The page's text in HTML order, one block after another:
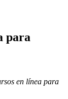
para
en línea para